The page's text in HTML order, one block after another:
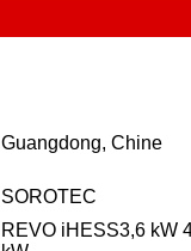
Guangdong, Chine
SOROTEC
REVO iHESS3,6 kW